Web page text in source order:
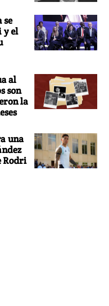
se
y el
al
son
la
una
Rodri